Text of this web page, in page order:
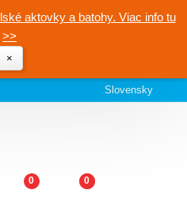
aktovky a batohy. Viac info tu
>>
×
Slovensky
0 0